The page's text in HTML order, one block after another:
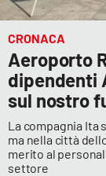
CRONACA
Aeroporto
dipendenti
sul nostro
La compagnia Ita
ma nella città
merito al
settore